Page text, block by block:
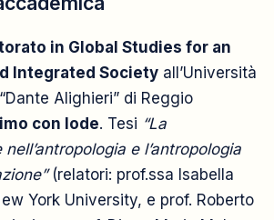
in Global Studies for an
Integrated Societyall’Università
Alighieri” di Reggio
con lode. Tesi “La
e l’antropologia
(relatori: prof.ssa Isabella
York University, e prof. Roberto